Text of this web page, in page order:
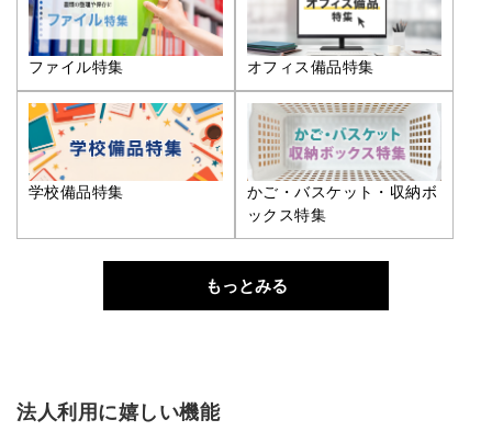
ファイル特集 オフィス備品特集
学校備品特集
かご・バスケット・収納ボ
ックス特集
もっとみる
法人利用に嬉しい機能